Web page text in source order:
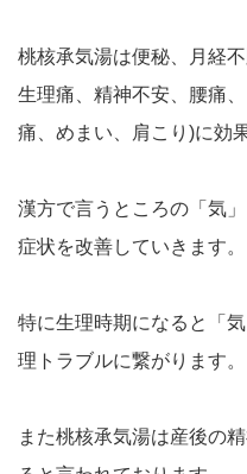
桃核承気湯は便秘、月経
生理痛、精神不安、腰痛
痛、めまい、肩こり)に効
漢方で言うところの「気
症状を改善していきます。
特に生理時期になると「
理トラブルに繋がります。
また桃核承気湯は産後の